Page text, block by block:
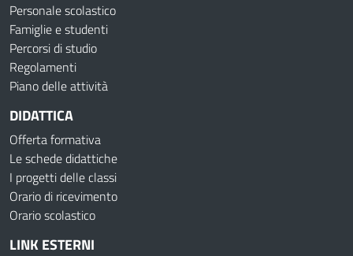
Personale scolastico
Famiglie e studenti
Percorsi di studio
Regolamenti
Piano delle attività
DIDATTICA
Offerta formativa
Le schede didattiche
I progetti delle classi
Orario di ricevimento
Orario scolastico
LINK ESTERNI